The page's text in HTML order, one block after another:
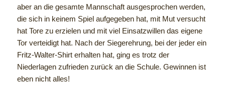
aber an die gesamte Mannschaft ausgesprochen werden,
die sich in keinem Spiel aufgegeben hat, mit Mut versucht
hat Tore zu erzielen und mit viel Einsatzwillen das eigene
Tor verteidigt hat. Nach der Siegerehrung, bei der jeder ein
Fritz-Walter-Shirt erhalten hat, ging es trotz der
Niederlagen zufrieden zurück an die Schule. Gewinnen ist
eben nicht alles!